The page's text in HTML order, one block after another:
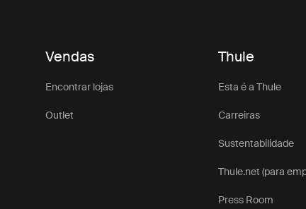
Vendas
Encontrar lojas
Outlet
Thule
Esta é a Thule
Carreiras
Sustentabilidade
Thule.net (para
Press Room